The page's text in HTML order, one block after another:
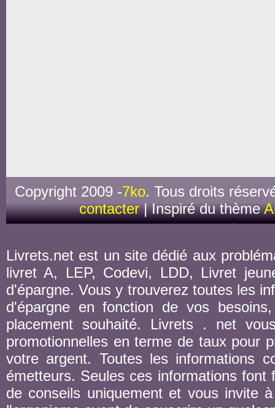
Copyright 2009 -7ko. Tous droits
contacter| Inspiré du thème
Livrets.net est un site dédié aux
livret A, LEP, Codevi, LDD, Livret
d'épargne. Vous y trouverez toutes les
d'épargne en fonction de vos
placement souhaité. Livrets . net
promotionnelles en terme de taux pour
votre argent. Toutes les informations
émetteurs. Seules ces informations
de conseils uniquement et vous invite